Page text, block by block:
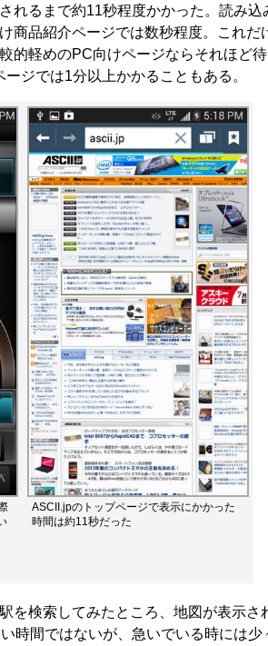
れるまで約11秒程度かかった。読み込
商品紹介ページでは数秒程度。これだ
的軽めのPC向けページならそれほど待
ジでは1分以上かかることもある。
ASCII.jpのトップページで表示にかかった
時間は約11秒だった
を検索してみたところ、地図が表示さ
時間ではないが、急いでいる時には少